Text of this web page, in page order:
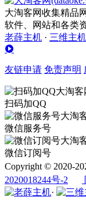
大淘客网收集精品
软件、网站和各类
老薛主机 · 三维主机
友链申请 免责声明
扫码加QQ
微信服务号
微信订阅号
Copyright © 2020-
2020018244号-2
·